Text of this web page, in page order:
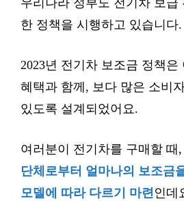
우리나라 정부도 전기차 보급
한 정책을 시행하고 있습니다.
2023년 전기차 보조금 정책은
혜택과 함께, 보다 많은 소비
있도록 설계되었어요.
여러분이 전기차를 구매할 때,
단체로부터 얼마나의 보조금
모델에 따라 다르기 마련 인데